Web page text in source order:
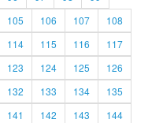
105 106 107
108
114 115 116
117
123 124 125
126
132 133 134
135
141 142 143
144